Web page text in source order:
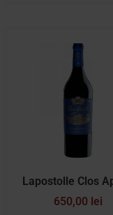
Lapostolle Clos
650,00 lei